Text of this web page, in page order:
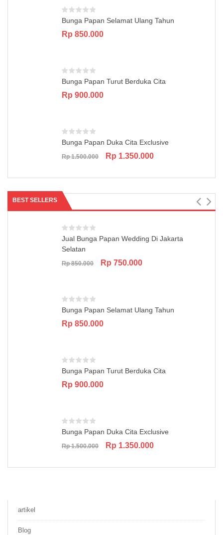
Bunga Papan Selamat Ulang Tahun
Rp 850.000
Bunga Papan Turut Berduka Cita
Rp 900.000
Bunga Papan Duka Cita Exclusive
Rp1.500.000
Original
Rp 1.350.000Current
BEST SELLERS
Jual Bunga Papan Wedding Di Jakarta
Selatan
Rp850.000
Original
Rp 750.000Current
Bunga Papan Selamat Ulang Tahun
Rp 850.000
Bunga Papan Turut Berduka Cita
Rp 900.000
Bunga Papan Duka Cita Exclusive
Rp1.500.000
Original
Rp 1.350.000Current
artikel
Blog